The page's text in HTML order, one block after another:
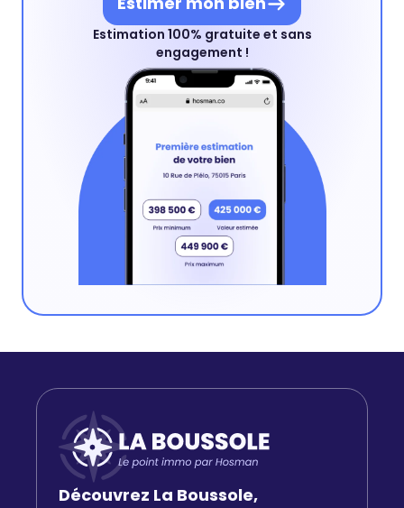
Estimation 100% gratuite et sans
engagement !
Découvrez La Boussole,